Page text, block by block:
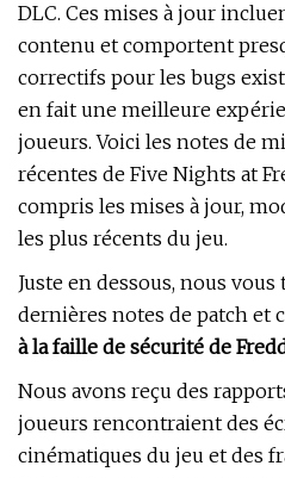
DLC. Ces mises à jour
contenu et comportent
correctifs pour les bugs
en fait une meilleure
joueurs. Voici les notes de
récentes de Five Nights at
compris les mises à jour,
les plus récents du jeu.
Juste en dessous, nous
dernières notes de patch et
à la faille de sécurité de
Nous avons reçu des
joueurs rencontraient des
cinématiques du jeu et des